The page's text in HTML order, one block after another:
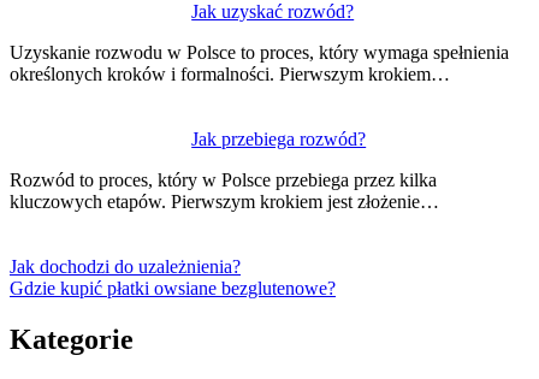
Jak uzyskać rozwód?
Uzyskanie rozwodu w Polsce to proces, który wymaga spełnienia
określonych kroków i formalności. Pierwszym krokiem…
Jak przebiega rozwód?
Rozwód to proces, który w Polsce przebiega przez kilka
kluczowych etapów. Pierwszym krokiem jest złożenie…
Jak dochodzi do uzależnienia?
Gdzie kupić płatki owsiane bezglutenowe?
Kategorie